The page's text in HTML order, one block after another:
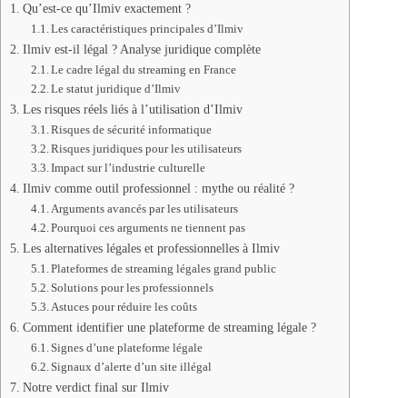
Qu’est-ce qu’Ilmiv exactement ?
Les caractéristiques principales d’Ilmiv
Ilmiv est-il légal ? Analyse juridique complète
Le cadre légal du streaming en France
Le statut juridique d’Ilmiv
Les risques réels liés à l’utilisation d’Ilmiv
Risques de sécurité informatique
Risques juridiques pour les utilisateurs
Impact sur l’industrie culturelle
Ilmiv comme outil professionnel : mythe ou réalité ?
Arguments avancés par les utilisateurs
Pourquoi ces arguments ne tiennent pas
Les alternatives légales et professionnelles à Ilmiv
Plateformes de streaming légales grand public
Solutions pour les professionnels
Astuces pour réduire les coûts
Comment identifier une plateforme de streaming légale ?
Signes d’une plateforme légale
Signaux d’alerte d’un site illégal
Notre verdict final sur Ilmiv